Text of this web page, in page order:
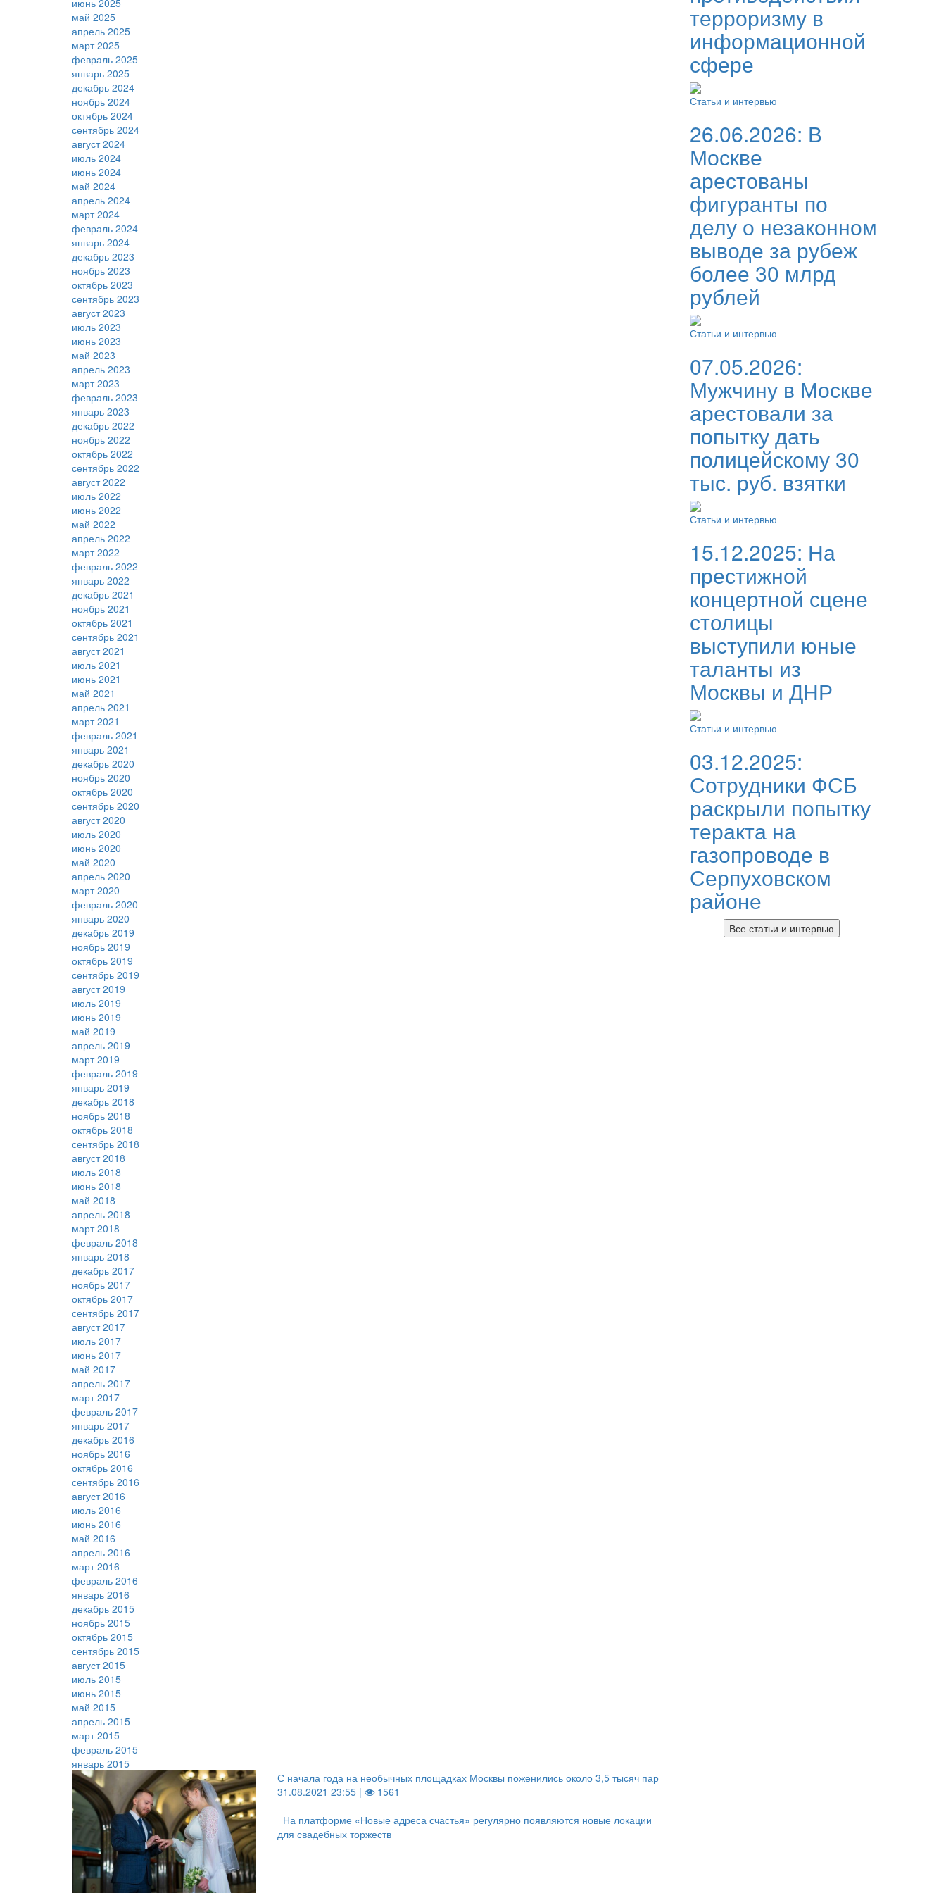
июнь 2025
май 2025
апрель 2025
март 2025
февраль 2025
январь 2025
декабрь 2024
ноябрь 2024
октябрь 2024
сентябрь 2024
август 2024
июль 2024
июнь 2024
май 2024
апрель 2024
март 2024
февраль 2024
январь 2024
декабрь 2023
ноябрь 2023
октябрь 2023
сентябрь 2023
август 2023
июль 2023
июнь 2023
май 2023
апрель 2023
март 2023
февраль 2023
январь 2023
декабрь 2022
ноябрь 2022
октябрь 2022
сентябрь 2022
август 2022
июль 2022
июнь 2022
май 2022
апрель 2022
март 2022
февраль 2022
январь 2022
декабрь 2021
ноябрь 2021
октябрь 2021
сентябрь 2021
август 2021
июль 2021
июнь 2021
май 2021
апрель 2021
март 2021
февраль 2021
январь 2021
декабрь 2020
ноябрь 2020
октябрь 2020
сентябрь 2020
август 2020
июль 2020
июнь 2020
май 2020
апрель 2020
март 2020
февраль 2020
январь 2020
декабрь 2019
ноябрь 2019
октябрь 2019
сентябрь 2019
август 2019
июль 2019
июнь 2019
май 2019
апрель 2019
март 2019
февраль 2019
январь 2019
декабрь 2018
ноябрь 2018
октябрь 2018
сентябрь 2018
август 2018
июль 2018
июнь 2018
май 2018
апрель 2018
март 2018
февраль 2018
январь 2018
декабрь 2017
ноябрь 2017
октябрь 2017
сентябрь 2017
август 2017
июль 2017
июнь 2017
май 2017
апрель 2017
март 2017
февраль 2017
январь 2017
декабрь 2016
ноябрь 2016
октябрь 2016
сентябрь 2016
август 2016
июль 2016
июнь 2016
май 2016
апрель 2016
март 2016
февраль 2016
январь 2016
декабрь 2015
ноябрь 2015
октябрь 2015
сентябрь 2015
август 2015
июль 2015
июнь 2015
май 2015
апрель 2015
март 2015
февраль 2015
январь 2015
С начала года на необычных площадках Москвы поженились около 3,5 тысяч пар
31.08.2021 23:55 |
1561
На платформе «Новые адреса счастья» регулярно появляются новые локации
для свадебных торжеств
терроризму в
информационной
сфере
Статьи и интервью
26.06.2026: В
Москве
арестованы
фигуранты по
делу о незаконном
выводе за рубеж
более 30 млрд
рублей
Статьи и интервью
07.05.2026:
Мужчину в Москве
арестовали за
попытку дать
полицейскому 30
тыс. руб. взятки
Статьи и интервью
15.12.2025: На
престижной
концертной сцене
столицы
выступили юные
таланты из
Москвы и ДНР
Статьи и интервью
03.12.2025:
Сотрудники ФСБ
раскрыли попытку
теракта на
газопроводе в
Серпуховском
районе
Все статьи и интервью